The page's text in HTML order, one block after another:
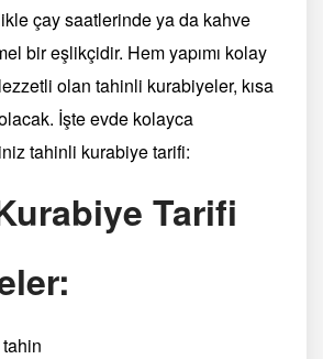
çay saatlerinde ya da kahve
bir eşlikçidir. Hem yapımı kolay
olan tahinli kurabiyeler, kısa
İşte evde kolayca
tahinli kurabiye tarifi:
Tarifi